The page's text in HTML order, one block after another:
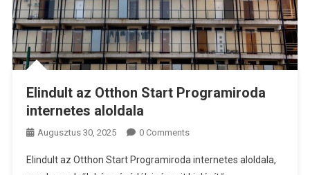
Elindult az Otthon Start Programiroda
internetes aloldala
Augusztus 30, 2025 0 Comments
Elindult az Otthon Start Programiroda internetes aloldala,